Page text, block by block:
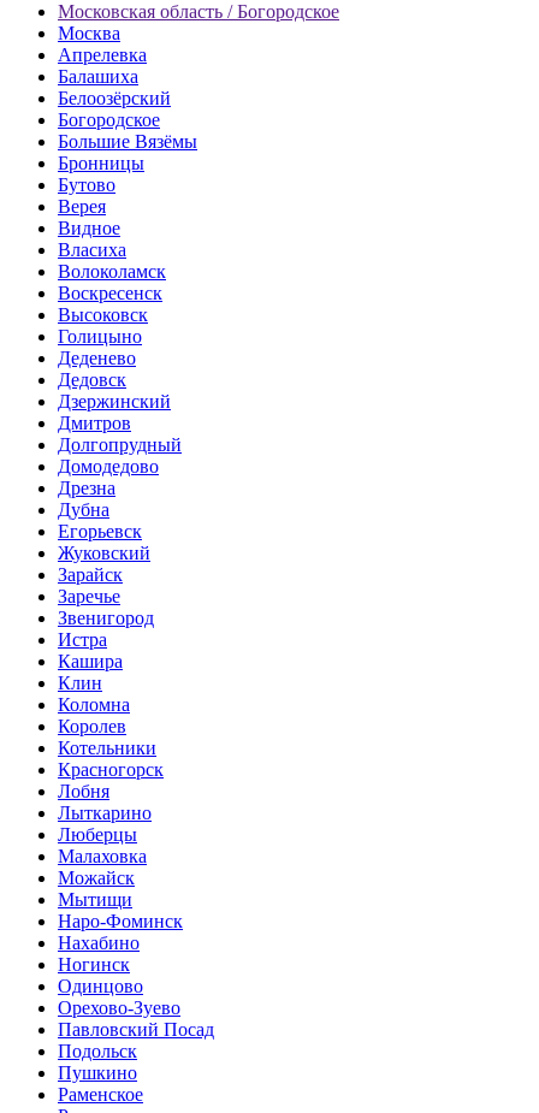
Московская область / Богородское
Москва
Апрелевка
Балашиха
Белоозёрский
Богородское
Большие Вязёмы
Бронницы
Бутово
Верея
Видное
Власиха
Волоколамск
Воскресенск
Высоковск
Голицыно
Деденево
Дедовск
Дзержинский
Дмитров
Долгопрудный
Домодедово
Дрезна
Дубна
Егорьевск
Жуковский
Зарайск
Заречье
Звенигород
Истра
Кашира
Клин
Коломна
Королев
Котельники
Красногорск
Лобня
Лыткарино
Люберцы
Малаховка
Можайск
Мытищи
Наро-Фоминск
Нахабино
Ногинск
Одинцово
Орехово-Зуево
Павловский Посад
Подольск
Пушкино
Раменское